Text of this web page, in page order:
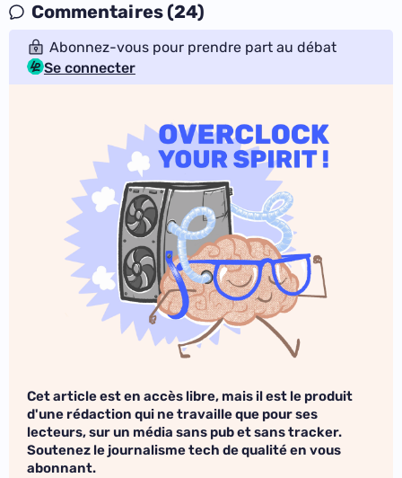
Commentaires (24)
Abonnez-vous pour prendre part au débat
Se connecter
Cet article est en accès libre, mais il est le produit
d'une rédaction qui ne travaille que pour ses
lecteurs, sur un média sans pub et sans tracker.
Soutenez le journalisme tech de qualité en vous
abonnant.